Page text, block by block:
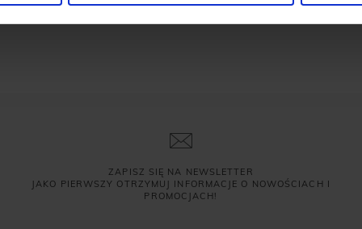
ZAPISZ SIĘ NA NEWSLETTER
JAKO PIERWSZY OTRZYMUJ INFORMACJE O NOWOŚCIACH I
PROMOCJACH!